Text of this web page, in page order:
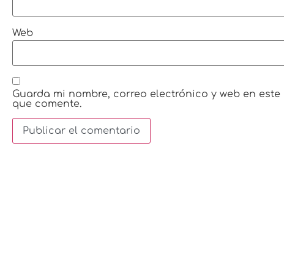
Web
Guarda mi nombre, correo electrónico y web en
que comente.